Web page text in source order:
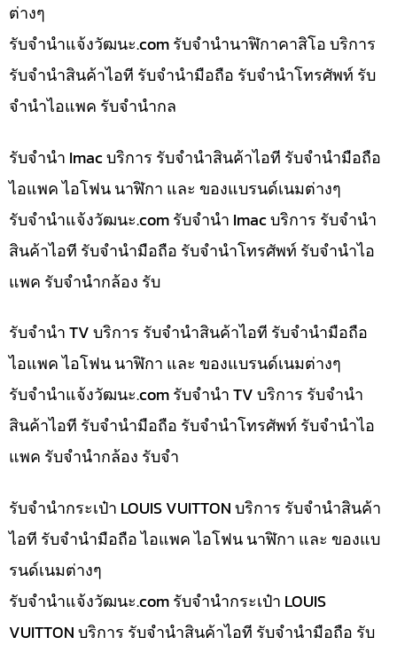
ต่างๆ
รับจํานําแจ้งวัฒนะ.com รับจำนำนาฬิกาคาสิโอ บริการ
รับจำนำสินค้าไอที รับจำนำมือถือ รับจำนำโทรศัพท์ รับ
จำนำไอแพค รับจำนำกล
รับจำนำ Imac บริการ รับจำนำสินค้าไอที รับจำนำมือถือ
ไอแพค ไอโฟน นาฬิกา และ ของแบรนด์เนมต่างๆ
รับจํานําแจ้งวัฒนะ.com รับจำนำ Imac บริการ รับจำนำ
สินค้าไอที รับจำนำมือถือ รับจำนำโทรศัพท์ รับจำนำไอ
แพค รับจำนำกล้อง รับ
รับจำนำ TV บริการ รับจำนำสินค้าไอที รับจำนำมือถือ
ไอแพค ไอโฟน นาฬิกา และ ของแบรนด์เนมต่างๆ
รับจํานําแจ้งวัฒนะ.com รับจำนำ TV บริการ รับจำนำ
สินค้าไอที รับจำนำมือถือ รับจำนำโทรศัพท์ รับจำนำไอ
แพค รับจำนำกล้อง รับจำ
รับจำนำกระเป๋า LOUIS VUITTON บริการ รับจำนำสินค้า
ไอที รับจำนำมือถือ ไอแพค ไอโฟน นาฬิกา และ ของแบ
รนด์เนมต่างๆ
รับจํานําแจ้งวัฒนะ.com รับจำนำกระเป๋า LOUIS
VUITTON บริการ รับจำนำสินค้าไอที รับจำนำมือถือ รับ